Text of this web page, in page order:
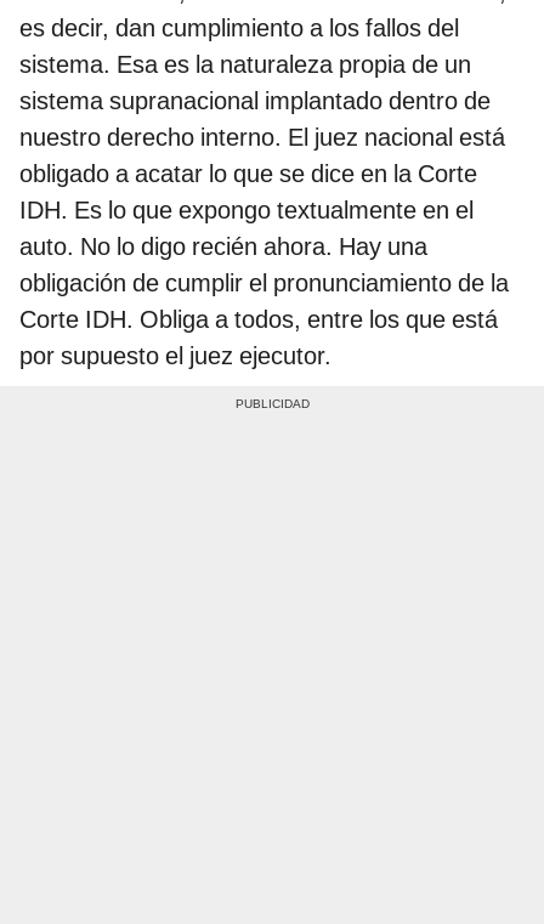
es decir, dan cumplimiento a los fallos del
sistema. Esa es la naturaleza propia de un
sistema supranacional implantado dentro de
nuestro derecho interno. El juez nacional está
obligado a acatar lo que se dice en la Corte
IDH. Es lo que expongo textualmente en el
auto. No lo digo recién ahora. Hay una
obligación de cumplir el pronunciamiento de la
Corte IDH. Obliga a todos, entre los que está
por supuesto el juez ejecutor.